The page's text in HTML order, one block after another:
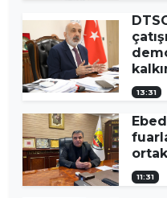
13:31
11:31